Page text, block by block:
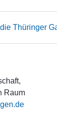
Thüringer
Raum